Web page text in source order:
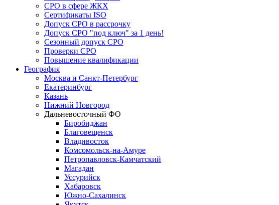
СРО в сфере ЖКХ
Сертификаты ISO
Допуск СРО в рассрочку
Допуск СРО "под ключ" за 1 день!
Сезонный допуск СРО
Проверки СРО
Повышение квалификации
География
Москва и Санкт-Петербург
Екатеринбург
Казань
Нижний Новгород
Дальневосточный ФО
Биробиджан
Благовещенск
Владивосток
Комсомольск-на-Амуре
Петропавловск-Камчатский
Магадан
Уссурийск
Хабаровск
Южно-Сахалинск